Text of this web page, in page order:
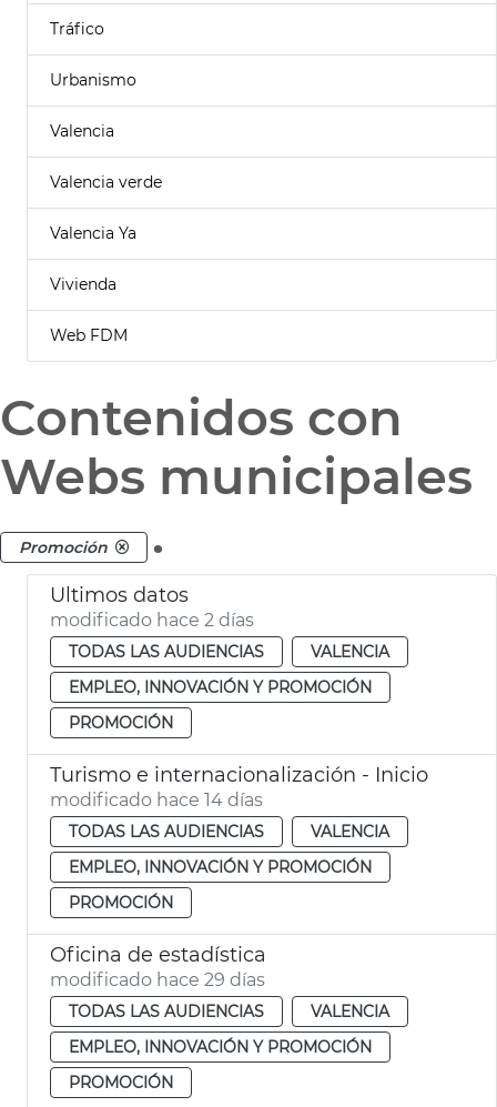
Tráfico
Urbanismo
Valencia
Valencia verde
Valencia Ya
Vivienda
Web FDM
Contenidos con
Webs municipales
Promoción .
Ultimos datos
modificado hace 2 días
TODAS LAS AUDIENCIAS
VALENCIA
EMPLEO, INNOVACIÓN Y PROMOCIÓN
PROMOCIÓN
Turismo e internacionalización - Inicio
modificado hace 14 días
TODAS LAS AUDIENCIAS
VALENCIA
EMPLEO, INNOVACIÓN Y PROMOCIÓN
PROMOCIÓN
Oficina de estadística
modificado hace 29 días
TODAS LAS AUDIENCIAS
VALENCIA
EMPLEO, INNOVACIÓN Y PROMOCIÓN
PROMOCIÓN